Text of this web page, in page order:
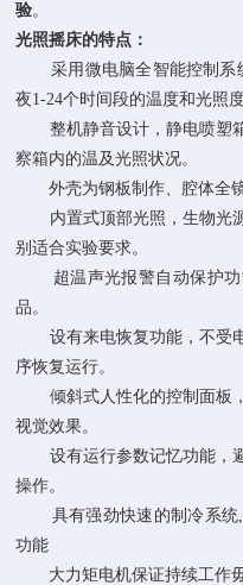
验。
光照摇床的特点：
采用微电脑全智能控制系
夜1-24个时间段的温度和光照
整机静音设计，静电喷塑箱
察箱内的温及光照状况。
外壳为钢板制作、腔体全镜
内置式顶部光照，生物光源
别适合实验要求。
超温声光报警自动保护功
品。
设有来电恢复功能，不受电
序恢复运行。
倾斜式人性化的控制面板，
视觉效果。
设有运行参数记忆功能，避
操作。
具有强劲快速的制冷系统,
功能
大力矩电机保证持续工作毋